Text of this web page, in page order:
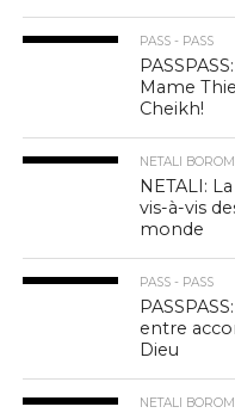
PASS - PASS
Mame
Cheikh!
NETALI
NETALI:
vis-à-vis
monde
PASS - PASS
entre
Dieu
NETALI